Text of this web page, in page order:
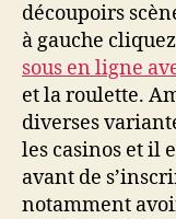
découpoirs
à gauche
sous en ligne
et la roulette.
diverses
les casinos et il
avant de
notamment